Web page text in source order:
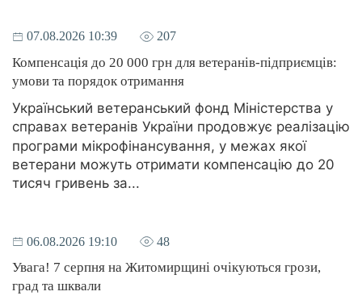
07.08.2026 10:39 207
Компенсація до 20 000 грн для ветеранів-підприємців:
умови та порядок отримання
Український ветеранський фонд Міністерства у
справах ветеранів України продовжує реалізацію
програми мікрофінансування, у межах якої
ветерани можуть отримати компенсацію до 20
тисяч гривень за...
06.08.2026 19:10 48
Увага! 7 серпня на Житомирщині очікуються грози,
град та шквали